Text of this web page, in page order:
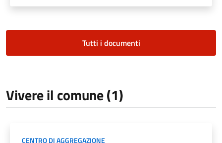
Tutti i documenti
Vivere il comune (1)
CENTRO DI AGGREGAZIONE